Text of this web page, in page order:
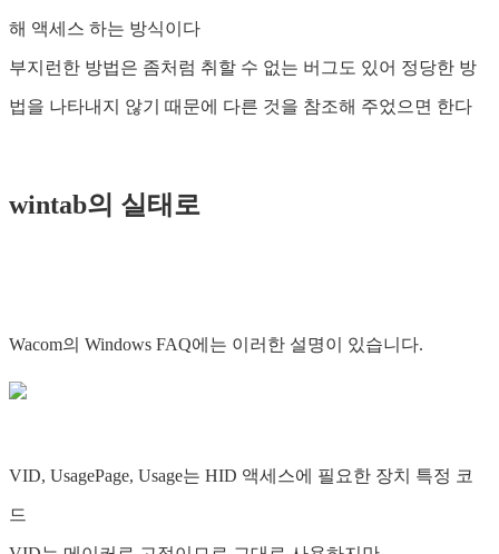
해 액세스 하는 방식이다
부지런한 방법은 좀처럼 취할 수 없는 버그도 있어 정당한 방
법을 나타내지 않기 때문에 다른 것을 참조해 주었으면 한다
wintab의 실태로
Wacom의 Windows FAQ에는 이러한 설명이 있습니다.
VID, UsagePage, Usage는 HID 액세스에 필요한 장치 특정 코
드